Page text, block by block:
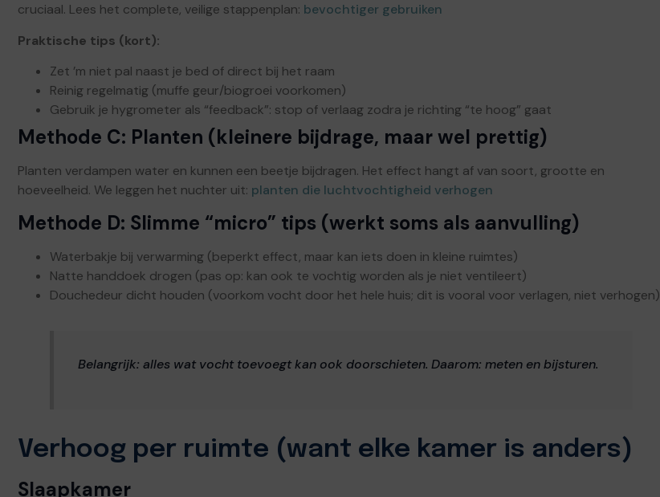
cruciaal. Lees het complete, veilige stappenplan: bevochtiger gebruiken
Praktische tips (kort):
Zet ’m niet pal naast je bed of direct bij het raam
Reinig regelmatig (muffe geur/biogroei voorkomen)
Gebruik je hygrometer als “feedback”: stop of verlaag zodra je richting “te hoog” gaat
Methode C: Planten (kleinere bijdrage, maar wel prettig)
Planten verdampen water en kunnen een beetje bijdragen. Het effect hangt af van soort, grootte en
hoeveelheid. We leggen het nuchter uit: planten die luchtvochtigheid verhogen
Methode D: Slimme “micro” tips (werkt soms als aanvulling)
Waterbakje bij verwarming (beperkt effect, maar kan iets doen in kleine ruimtes)
Natte handdoek drogen (pas op: kan ook te vochtig worden als je niet ventileert)
Douchedeur dicht houden (voorkom vocht door het hele huis; dit is vooral voor verlagen, niet verhogen)
Belangrijk: alles wat vocht toevoegt kan ook doorschieten. Daarom: meten en bijsturen.
Verhoog per ruimte (want elke kamer is anders)
Slaapkamer